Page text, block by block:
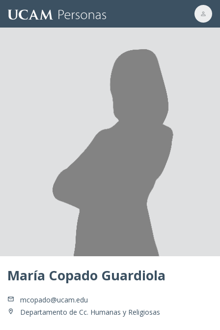
María Copado Guardiola
mcopado@ucam.edu
Departamento de Cc. Humanas y Religiosas